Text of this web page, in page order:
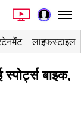
लाइफस्टाइल
बाइक,